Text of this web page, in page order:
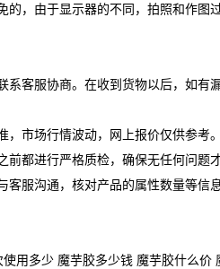
的，由于显示器的不同，拍照和作
客服协商。在收到货物以后，如有
市场行情波动，网上报价仅供参考。
都进行严格质检，确保无任何问题才
服沟通，核对产品的属性数量等信息
用多少 魔芋胶多少钱 魔芋胶什么